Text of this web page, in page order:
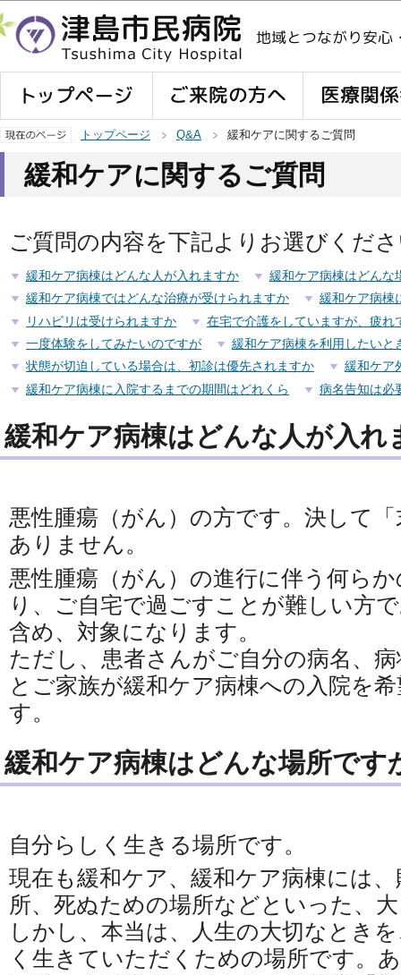
トップページ Q&A 緩和ケアに関するご質問
緩和ケアに関するご質問
ご質問の内容を下記よりお選びくだ
緩和ケア病棟はどんな人が入れますか
緩和ケア病棟はどんな
緩和ケア病棟ではどんな治療が受けられますか
緩和ケア病棟
リハビリは受けられますか
在宅で介護をしていますが、疲
一度体験をしてみたいのですが
緩和ケア病棟を利用したいと
状態が切迫している場合は、初診は優先されますか
緩和ケア
緩和ケア病棟に入院するまでの期間はどれくら
病名告知は必
緩和ケア病棟はどんな人が入れ
悪性腫瘍（がん）の方です。決して
ありません。
悪性腫瘍（がん）の進行に伴う何ら
り、ご自宅で過ごすことが難しい方
含め、対象になります。
ただし、患者さんがご自分の病名、
とご家族が緩和ケア病棟への入院を
す。
緩和ケア病棟はどんな場所です
自分らしく生きる場所です。
現在も緩和ケア、緩和ケア病棟には
所、死ぬための場所などといった、
しかし、本当は、人生の大切なとき
く生きていただくための場所です。